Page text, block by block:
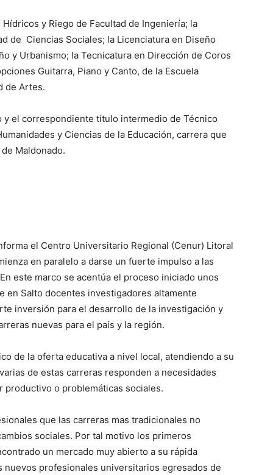
y Riego de Facultad de Ingeniería; la
de Ciencias Sociales; la Licenciatura en Diseño
y Urbanismo; la Tecnicatura en Dirección de Coros
Guitarra, Piano y Canto, de la Escuela
de Artes.
y el correspondiente título intermedio de Técnico
y Ciencias de la Educación, carrera que
Maldonado.
el Centro Universitario Regional (Cenur) Litoral
en paralelo a darse un fuerte impulso a las
este marco se acentúa el proceso iniciado unos
en Salto docentes investigadores altamente
inversión para el desarrollo de la investigación y
nuevas para el país y la región.
de la oferta educativa a nivel local, atendiendo a su
de estas carreras responden a necesidades
o problemáticas sociales.
que las carreras mas tradicionales no
sociales. Por tal motivo los primeros
un mercado muy abierto a su rápida
profesionales universitarios egresados de